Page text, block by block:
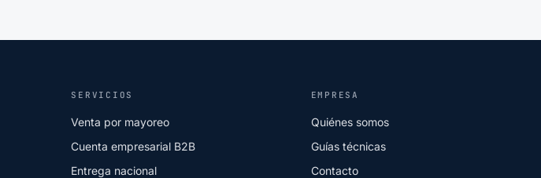
SERVICIOS
Venta por mayoreo
Cuenta empresarial B2B
Entrega nacional
EMPRESA
Quiénes somos
Guías técnicas
Contacto